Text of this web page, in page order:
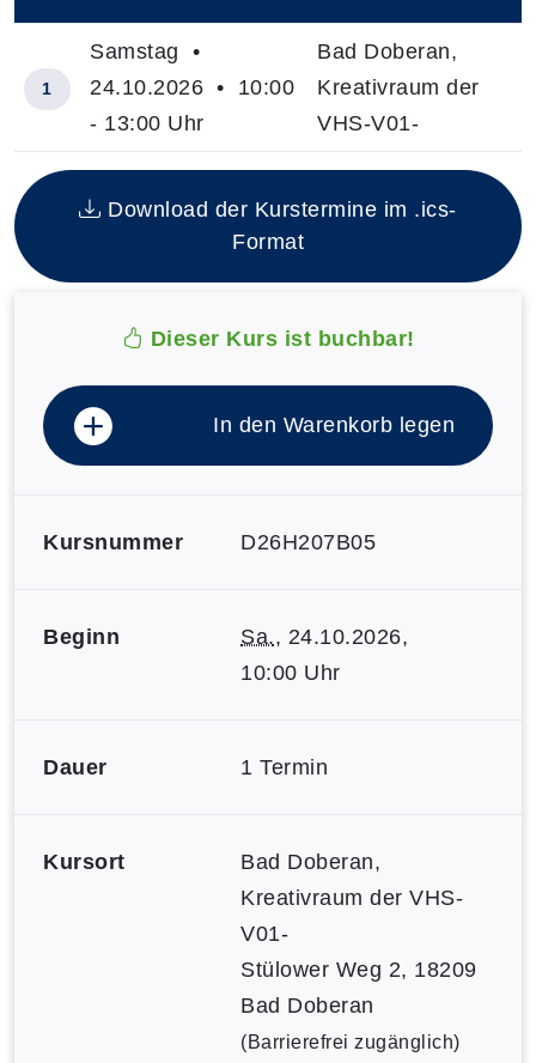
Insgesamt gibt es 1 Termine zum diesen Kurs
1
Samstag •
24.10.2026 • 10:00
- 13:00 Uhr
Bad Doberan,
Kreativraum der
VHS-V01-
Download der Kurstermine im .ics-
Format
Dieser Kurs ist buchbar!
In den Warenkorb legen
Kursnummer D26H207B05
Beginn Sa., 24.10.2026,
10:00 Uhr
Dauer 1 Termin
Kursort
Bad Doberan,
Kreativraum der VHS-
V01-
Stülower Weg 2, 18209
Bad Doberan
(Barrierefrei zugänglich)